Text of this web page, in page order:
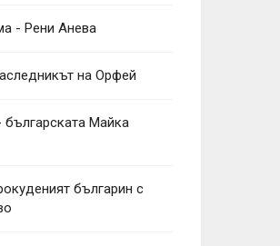
- Рени Анева
на Орфей
Майка
българин с